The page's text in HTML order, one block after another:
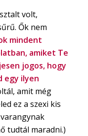
volt,
Ők nem
mindent
amiket Te
jogos, hogy
egy ilyen
amit még
ez a szexi kis
tudtál maradni.)